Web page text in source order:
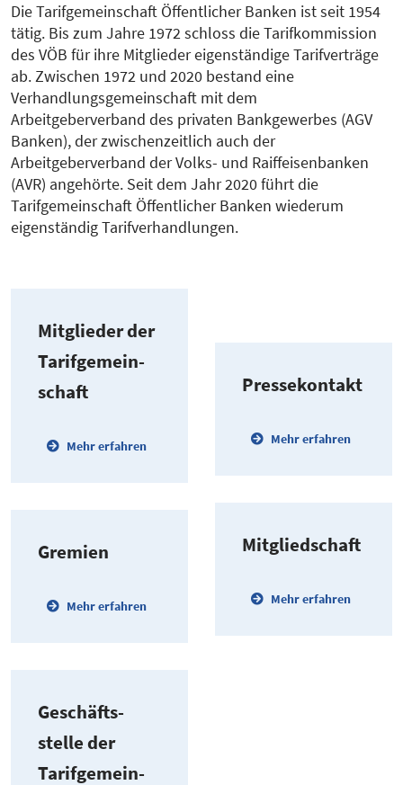
Die Tarifgemeinschaft Öffentlicher Banken ist seit 1954
tätig. Bis zum Jahre 1972 schloss die Tarifkommission
des VÖB für ihre Mitglieder eigenständige Tarifverträge
ab. Zwischen 1972 und 2020 bestand eine
Verhandlungsgemeinschaft mit dem
Arbeitgeberverband des privaten Bankgewerbes (AGV
Banken), der zwischenzeitlich auch der
Arbeitgeberverband der Volks- und Raiffeisenbanken
(AVR) angehörte. Seit dem Jahr 2020 führt die
Tarifgemeinschaft Öffentlicher Banken wiederum
eigenständig Tarifverhandlungen.
Mitglieder der
Tarif­ge­mein­
schaft
Mehr erfahren
Gremien
Mehr erfahren
Geschäfts­
stelle der
Tarif­ge­mein­
Presse­kontakt
Mehr erfahren
Mitglied­schaft
Mehr erfahren